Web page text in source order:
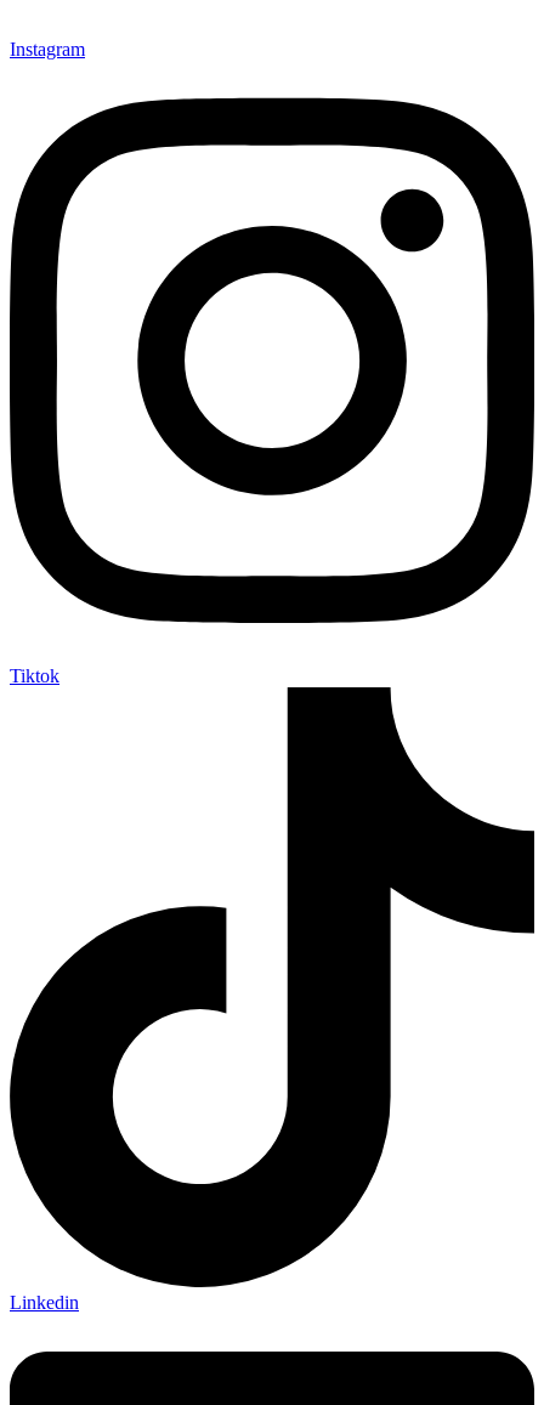
Instagram
Tiktok
Linkedin